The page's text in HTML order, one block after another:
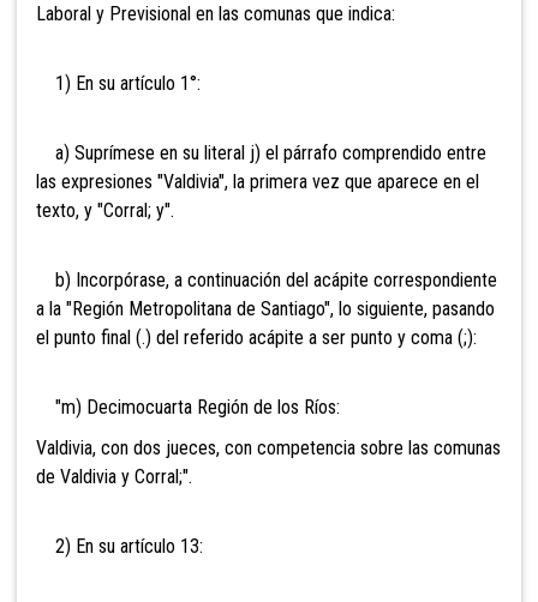
Laboral y Previsional en las comunas que indica:
1) En su artículo 1°:
a) Suprímese en su literal j) el párrafo comprendido entre
las expresiones "Valdivia", la primera vez que aparece en el
texto, y "Corral; y".
b) Incorpórase, a continuación del acápite correspondiente
a la "Región Metropolitana de Santiago", lo siguiente, pasando
el punto final (.) del referido acápite a ser punto y coma (;):
"m) Decimocuarta Región de los Ríos:
Valdivia, con dos jueces, con competencia sobre las comunas
de Valdivia y Corral;".
2) En su artículo 13: